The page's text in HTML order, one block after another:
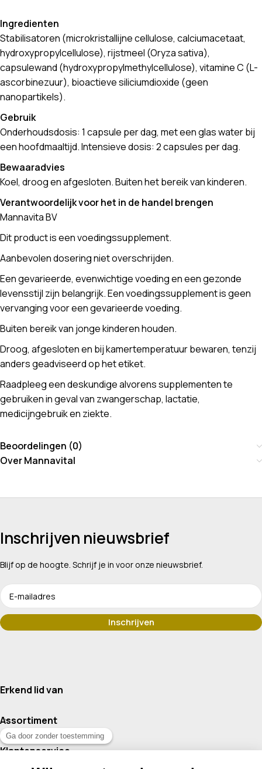
Ingredienten
Stabilisatoren (microkristallijne cellulose, calciumacetaat,
hydroxypropylcellulose), rijstmeel (Oryza sativa),
capsulewand (hydroxypropylmethylcellulose), vitamine C (L-
ascorbinezuur), bioactieve siliciumdioxide (geen
nanopartikels).
Gebruik
Onderhoudsdosis: 1 capsule per dag, met een glas water bij
een hoofdmaaltijd. Intensieve dosis: 2 capsules per dag.
Bewaaradvies
Koel, droog en afgesloten. Buiten het bereik van kinderen.
Verantwoordelijk voor het in de handel brengen
Mannavita BV
Dit product is een voedingssupplement.
Aanbevolen dosering niet overschrijden.
Een gevarieerde, evenwichtige voeding en een gezonde
levensstijl zijn belangrijk. Een voedingssupplement is geen
vervanging voor een gevarieerde voeding.
Buiten bereik van jonge kinderen houden.
Droog, afgesloten en bij kamertemperatuur bewaren, tenzij
anders geadviseerd op het etiket.
Raadpleeg een deskundige alvorens supplementen te
gebruiken in geval van zwangerschap, lactatie,
medicijngebruik en ziekte.
Beoordelingen (0)
Over Mannavital
Inschrijven nieuwsbrief
Blijf op de hoogte. Schrijf je in voor onze nieuwsbrief.
Erkend lid van
Assortiment
Klantenservice